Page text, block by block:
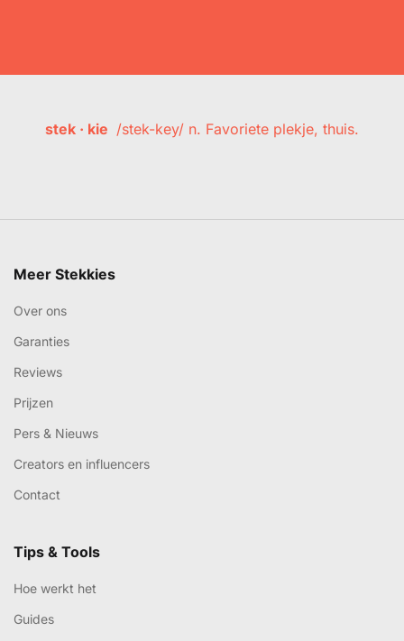
stek · kie /stek-key/ n. Favoriete plekje, thuis.
Meer Stekkies
Over ons
Garanties
Reviews
Prijzen
Pers & Nieuws
Creators en influencers
Contact
Tips & Tools
Hoe werkt het
Guides